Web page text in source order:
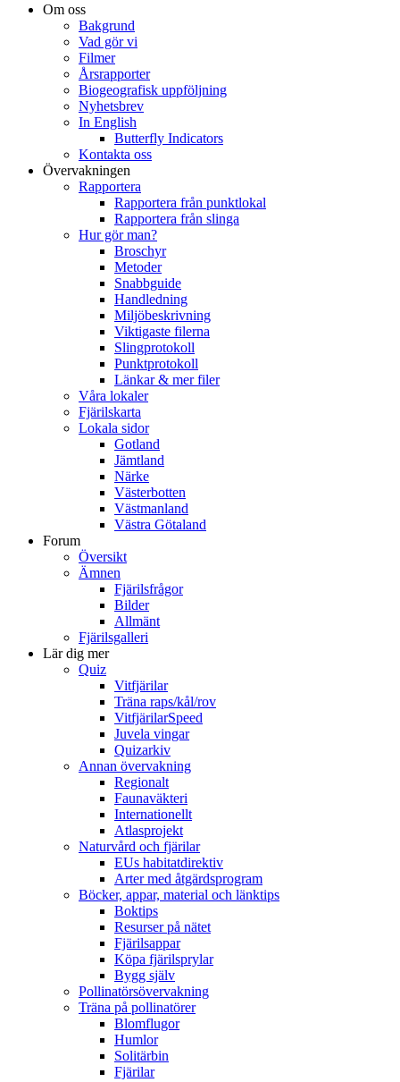
Om oss
Bakgrund
Vad gör vi
Filmer
Årsrapporter
Biogeografisk uppföljning
Nyhetsbrev
In English
Butterfly Indicators
Kontakta oss
Övervakningen
Rapportera
Rapportera från punktlokal
Rapportera från slinga
Hur gör man?
Broschyr
Metoder
Snabbguide
Handledning
Miljöbeskrivning
Viktigaste filerna
Slingprotokoll
Punktprotokoll
Länkar & mer filer
Våra lokaler
Fjärilskarta
Lokala sidor
Gotland
Jämtland
Närke
Västerbotten
Västmanland
Västra Götaland
Forum
Översikt
Ämnen
Fjärilsfrågor
Bilder
Allmänt
Fjärilsgalleri
Lär dig mer
Quiz
Vitfjärilar
Träna raps/kål/rov
VitfjärilarSpeed
Juvela vingar
Quizarkiv
Annan övervakning
Regionalt
Faunaväkteri
Internationellt
Atlasprojekt
Naturvård och fjärilar
EUs habitatdirektiv
Arter med åtgärdsprogram
Böcker, appar, material och länktips
Boktips
Resurser på nätet
Fjärilsappar
Köpa fjärilsprylar
Bygg själv
Pollinatörsövervakning
Träna på pollinatörer
Blomflugor
Humlor
Solitärbin
Fjärilar